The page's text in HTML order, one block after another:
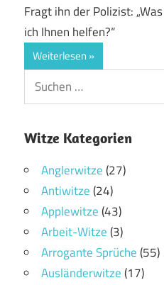
Fragt ihn der Polizist:
ich Ihnen helfen?“
Weiterlesen
Witze Kategorien
Anglerwitze(27)
Antiwitze(24)
Applewitze(43)
Arbeit-Witze(3)
Arrogante Sprüche(55)
Ausländerwitze(17)